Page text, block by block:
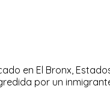
en El Bronx,
por un